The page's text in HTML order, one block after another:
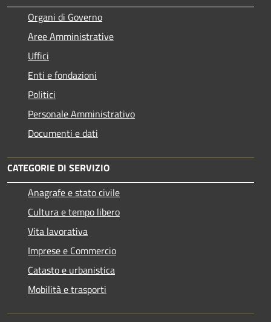
Organi di Governo
Aree Amministrative
Uffici
Enti e fondazioni
Politici
Personale Amministrativo
Documenti e dati
CATEGORIE DI SERVIZIO
Anagrafe e stato civile
Cultura e tempo libero
Vita lavorativa
Imprese e Commercio
Catasto e urbanistica
Mobilità e trasporti